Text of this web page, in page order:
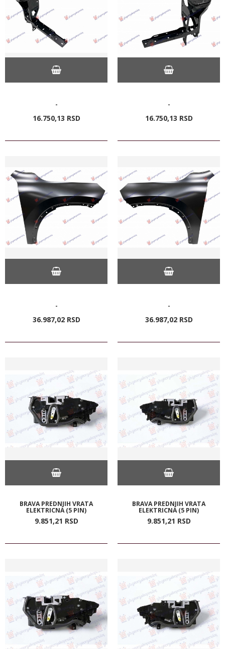
-
16.750,13 RSD
-
16.750,13 RSD
-
36.987,02 RSD
-
36.987,02 RSD
BRAVA PREDNJIH VRATA
ELEKTRICNA (5 PIN)
9.851,21 RSD
BRAVA PREDNJIH VRATA
ELEKTRICNA (5 PIN)
9.851,21 RSD